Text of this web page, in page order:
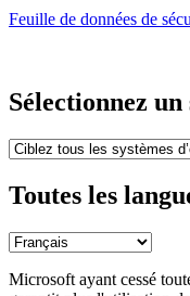
Feuille de données de
Sélectionnez
Toutes les
Microsoft ayant cessé